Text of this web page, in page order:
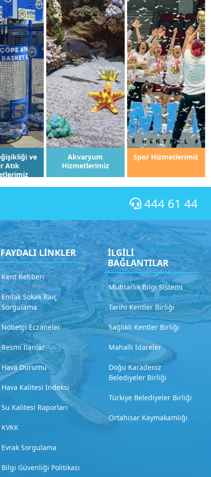
Akvaryum
Hizmetlerimiz
Spor Hizmetlerimiz
Tarımsal
444 61 44
FAYDALI LİNKLER
Kent Rehberi
Emlak Sokak Raiç
Sorgulama
Nöbetçi Eczaneler
Resmi İlanlar
Hava Durumu
Hava Kalitesi İndeksi
Su Kalitesi Raporları
KVKK
Evrak Sorgulama
Bilgi Güvenliği Politikası
İLGİLİ
BAĞLANTILAR
Muhtarlık Bilgi Sistemi
Tarihi Kentler Birliği
Sağlıklı Kentler Birliği
Mahalli İdareler
Doğu Karadeniz
Belediyeler Birliği
Türkiye Belediyeler Birliği
Ortahisar Kaymakamlığı